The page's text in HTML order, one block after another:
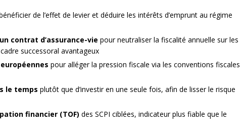
de l’effet de levier et déduire les intérêts d’emprunt au régime
contrat d’assurance-vie pour neutraliser la fiscalité annuelle sur les
successoral avantageux
pour alléger la pression fiscale via les conventions fiscales
le temps plutôt que d’investir en une seule fois, afin de lisser le risque
financier (TOF) des SCPI ciblées, indicateur plus fiable que le